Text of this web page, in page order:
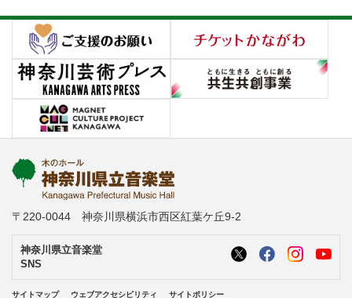
〒220-0044 神奈川県横浜市西区紅葉ケ丘9-2
神奈川県立音楽堂
SNS
サイトマップ ウェブアクセシビリティ
サイトポリシー